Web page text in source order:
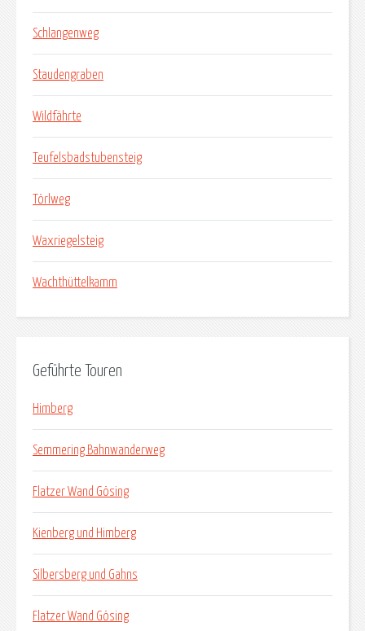
Schlangenweg
Staudengraben
Wildfährte
Teufelsbadstubensteig
Törlweg
Waxriegelsteig
Wachthüttelkamm
Geführte Touren
Himberg
Semmering Bahnwanderweg
Flatzer Wand Gösing
Kienberg und Himberg
Silbersberg und Gahns
Flatzer Wand Gösing